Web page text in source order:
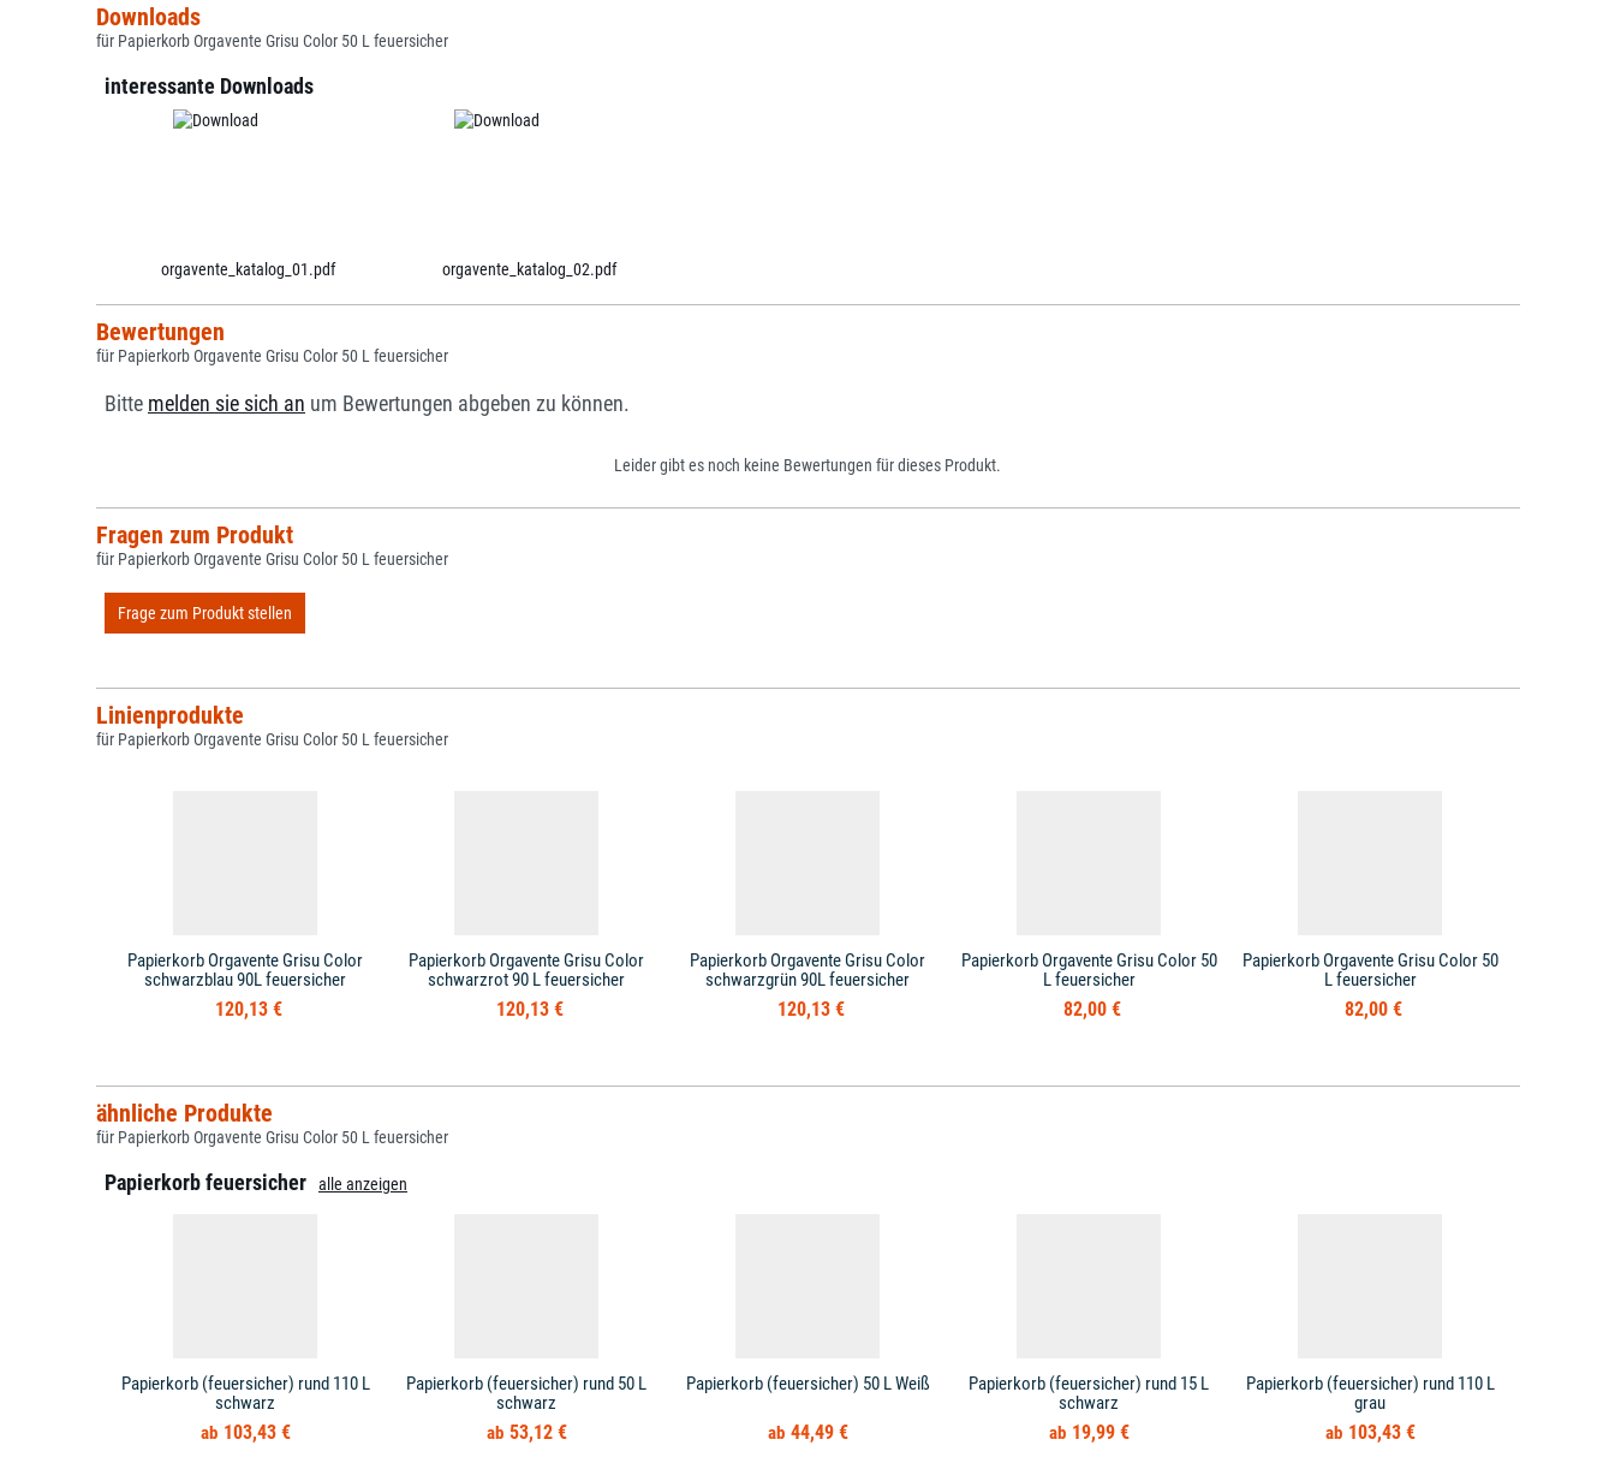
Downloads
für Papierkorb Orgavente Grisu Color 50 L feuersicher
interessante Downloads
orgavente_katalog_01.pdf orgavente_katalog_02.pdf
Bewertungen
für Papierkorb Orgavente Grisu Color 50 L feuersicher
Bitte melden sie sich an um Bewertungen abgeben zu können.
Leider gibt es noch keine Bewertungen für dieses Produkt.
Fragen zum Produkt
für Papierkorb Orgavente Grisu Color 50 L feuersicher
Frage zum Produkt stellen
Linienprodukte
für Papierkorb Orgavente Grisu Color 50 L feuersicher
Papierkorb Orgavente Grisu Color
schwarzblau 90L feuersicher
120,13 €
Papierkorb Orgavente Grisu Color
schwarzrot 90 L feuersicher
120,13 €
Papierkorb Orgavente Grisu Color
schwarzgrün 90L feuersicher
120,13 €
Papierkorb Orgavente Grisu Color 50
L feuersicher
82,00 €
Papierkorb Orgavente Grisu Color 50
L feuersicher
82,00 €
ähnliche Produkte
für Papierkorb Orgavente Grisu Color 50 L feuersicher
Papierkorb feuersicher alle anzeigen
Papierkorb (feuersicher) rund 110 L
schwarz
103,43 €
Papierkorb (feuersicher) rund 50 L
schwarz
53,12 €
Papierkorb (feuersicher) 50 L Weiß
44,49 €
Papierkorb (feuersicher) rund 15 L
schwarz
19,99 €
Papierkorb (feuersicher) rund 110 L
grau
103,43 €